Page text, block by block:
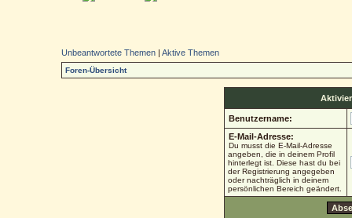
Unbeantwortete Themen |Aktive Themen
Foren-Übersicht
Benutzername:
E-Mail-Adresse:
Du musst die E-Mail-Adresse
angeben, die in deinem Profil
hinterlegt ist. Diese hast du bei
der Registrierung angegeben
oder nachträglich in deinem
persönlichen Bereich geändert.